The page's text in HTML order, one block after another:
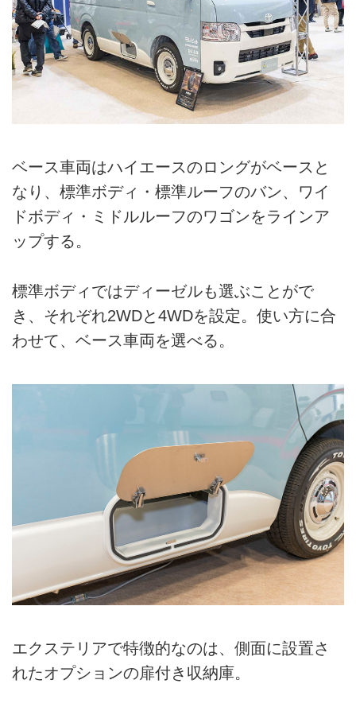
ベース車両はハイエースのロングがベースと
なり、標準ボディ・標準ルーフのバン、ワイ
ドボディ・ミドルルーフのワゴンをラインア
ップする。
標準ボディではディーゼルも選ぶことがで
き、それぞれ2WDと4WDを設定。使い方に合
わせて、ベース車両を選べる。
エクステリアで特徴的なのは、側面に設置さ
れたオプションの扉付き収納庫。